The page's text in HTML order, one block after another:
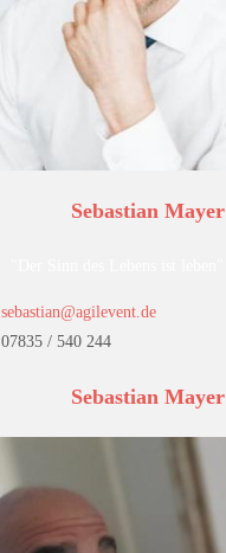
Sebastian Mayer
sebastian@agilevent.de
07835 / 540 244
Sebastian Mayer